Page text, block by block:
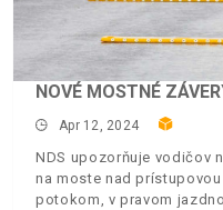
NOVÉ MOSTNÉ
Apr 12, 2024
NDS upozorňuje vodičov
na moste nad
potokom, v pravom